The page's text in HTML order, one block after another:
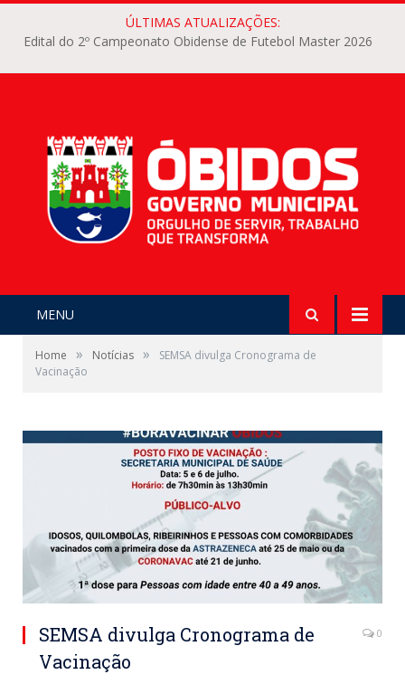
ÚLTIMAS ATUALIZAÇÕES:
Edital do 2º Campeonato Obidense de Futebol Master 2026
MENU
Home » Notícias »
SEMSA divulga Cronograma de
Vacinação
SEMSA divulga Cronograma de
Vacinação
0